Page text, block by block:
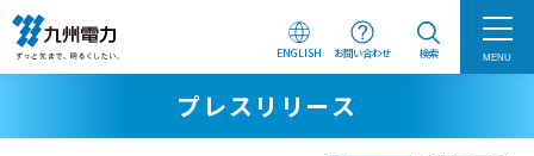
ENGLISH お問い合わせ 検索 MENU
プレスリリース